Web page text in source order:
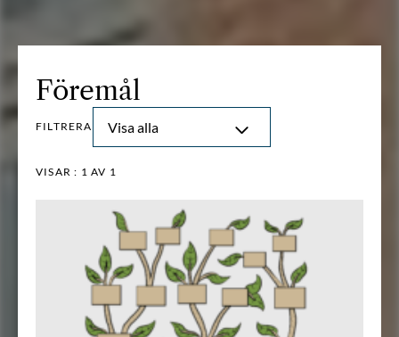
Föremål
FILTRERA Visa alla
VISAR : 1 AV 1